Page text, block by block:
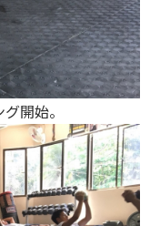
開始。